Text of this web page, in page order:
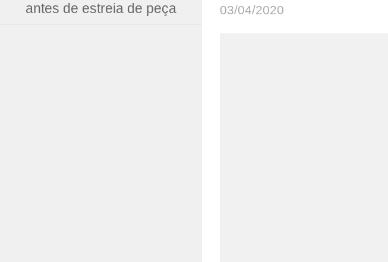
03/04/2020
antes de estreia de peça